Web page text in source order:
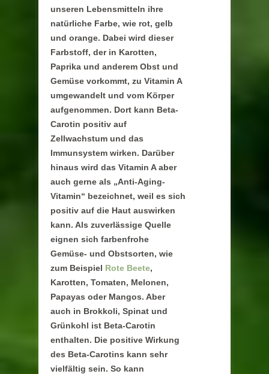
unseren Lebensmitteln ihre
natürliche Farbe, wie rot, gelb
und orange. Dabei wird dieser
Farbstoff, der in Karotten,
Paprika und anderem Obst und
Gemüse vorkommt, zu Vitamin A
umgewandelt und vom Körper
aufgenommen. Dort kann Beta-
Carotin positiv auf
Zellwachstum und das
Immunsystem wirken. Darüber
hinaus wird das Vitamin A aber
auch gerne als „Anti-Aging-
Vitamin“ bezeichnet, weil es sich
positiv auf die Haut auswirken
kann. Als zuverlässige Quelle
eignen sich farbenfrohe
Gemüse- und Obstsorten, wie
zum Beispiel Rote Beete,
Karotten, Tomaten, Melonen,
Papayas oder Mangos. Aber
auch in Brokkoli, Spinat und
Grünkohl ist Beta-Carotin
enthalten. Die positive Wirkung
des Beta-Carotins kann sehr
vielfältig sein. So kann